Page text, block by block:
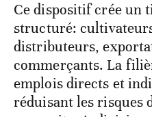
Ce dispositif crée un
structuré:
distributeurs,
commerçants. La
emplois directs et
réduisant les risques